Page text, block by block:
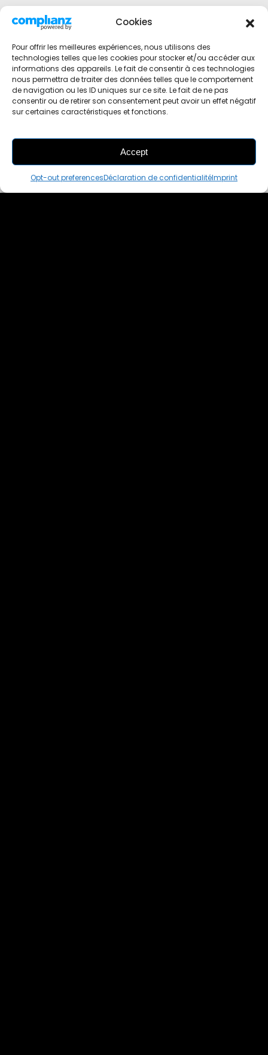
Cookies
Pour offrir les meilleures expériences, nous utilisons des
technologies telles que les cookies pour stocker et/ou accéder aux
informations des appareils. Le fait de consentir à ces technologies
nous permettra de traiter des données telles que le comportement
de navigation ou les ID uniques sur ce site. Le fait de ne pas
consentir ou de retirer son consentement peut avoir un effet négatif
sur certaines caractéristiques et fonctions.
Accept
Opt-out preferencesDéclaration de confidentialitéImprint
THIS PAIR IS
ALREADY SOLD OUT